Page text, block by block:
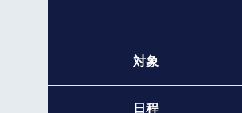
対象
日程